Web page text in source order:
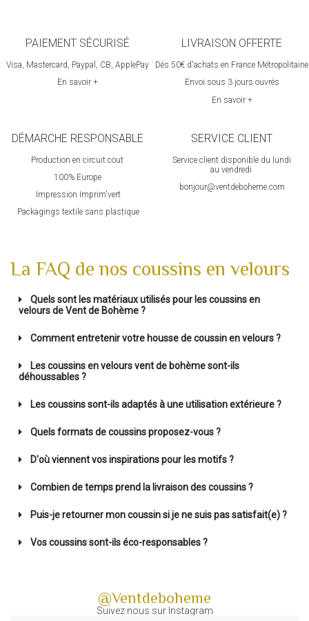
PAIEMENT SÉCURISÉ
Visa, Mastercard, Paypal, CB, ApplePay
En savoir +
LIVRAISON OFFERTE
Dès 50€ d'achats en France Métropolitaine
Envoi sous 3 jours ouvrés
En savoir +
DÉMARCHE RESPONSABLE
Production en circuit cout
100% Europe
Impression Imprim'vert
Packagings textile sans plastique
SERVICE CLIENT
Service client disponible du lundi
au vendredi
bonjour@ventdeboheme.com
La FAQ de nos coussins en velours
Quels sont les matériaux utilisés pour les coussins en
velours de Vent de Bohème ?
Comment entretenir votre housse de coussin en velours ?
Les coussins en velours vent de bohème sont-ils
déhoussables ?
Les coussins sont-ils adaptés à une utilisation extérieure ?
Quels formats de coussins proposez-vous ?
D'où viennent vos inspirations pour les motifs ?
Combien de temps prend la livraison des coussins ?
Puis-je retourner mon coussin si je ne suis pas satisfait(e) ?
Vos coussins sont-ils éco-responsables ?
@Ventdeboheme
Suivez nous sur Instagram